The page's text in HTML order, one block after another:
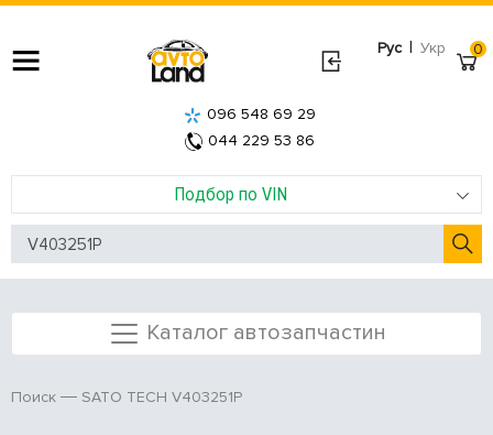
Рус | Укр
Подбор по VIN
096 548 69 29
044 229 53 86
0
Каталог автозапчастин
Поиск SATO TECH V403251P